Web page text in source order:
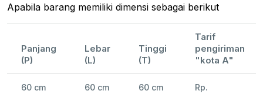
Apabila barang memiliki dimensi sebagai berikut
Panjang
(P)
Lebar
(L)
Tinggi
(T)
Tarif
pengiriman
"kota A"
60 cm 60 cm 60 cm
Rp.